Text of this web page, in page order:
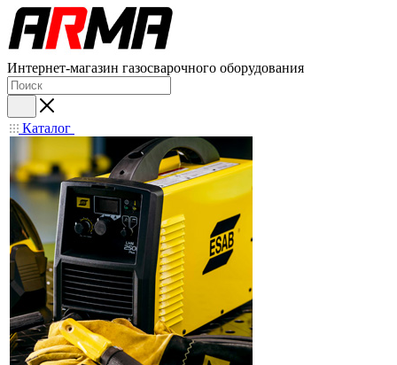
Интернет-магазин газосварочного оборудования
Каталог